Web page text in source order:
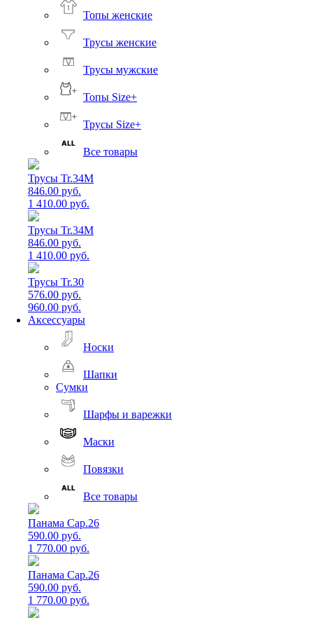
Топы женские
Трусы женские
Трусы мужские
Топы Size+
Трусы Size+
Все товары
Трусы Tr.34M
846.00 руб.
1 410.00 руб.
Трусы Tr.34M
846.00 руб.
1 410.00 руб.
Трусы Tr.30
576.00 руб.
960.00 руб.
Аксессуары
Носки
Шапки
Сумки
Шарфы и варежки
Маски
Повязки
Все товары
Панама Cap.26
590.00 руб.
1 770.00 руб.
Панама Cap.26
590.00 руб.
1 770.00 руб.